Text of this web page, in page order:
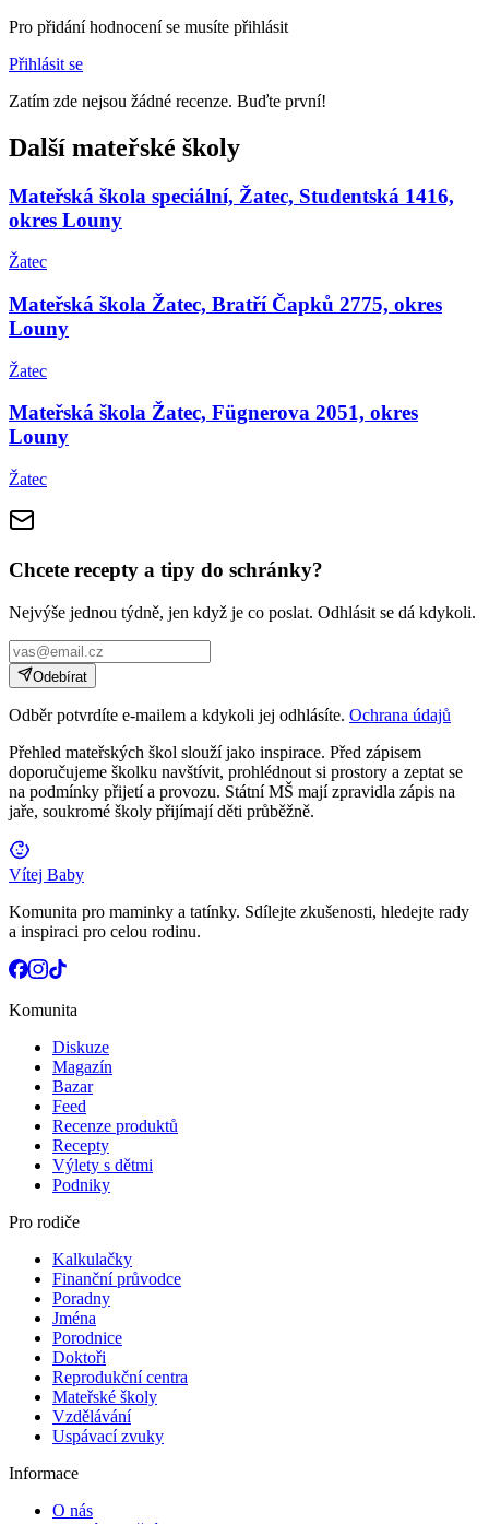
Pro přidání hodnocení se musíte přihlásit
Přihlásit se
Zatím zde nejsou žádné recenze. Buďte první!
Další mateřské školy
Mateřská škola speciální, Žatec, Studentská 1416,
okres Louny
Žatec
Mateřská škola Žatec, Bratří Čapků 2775, okres
Louny
Žatec
Mateřská škola Žatec, Fügnerova 2051, okres
Louny
Žatec
Chcete recepty a tipy do schránky?
Nejvýše jednou týdně, jen když je co poslat. Odhlásit se dá kdykoli.
Odebírat
Odběr potvrdíte e-mailem a kdykoli jej odhlásíte. Ochrana údajů
Přehled mateřských škol slouží jako inspirace. Před zápisem
doporučujeme školku navštívit, prohlédnout si prostory a zeptat se
na podmínky přijetí a provozu. Státní MŠ mají zpravidla zápis na
jaře, soukromé školy přijímají děti průběžně.
Vítej Baby
Komunita pro maminky a tatínky. Sdílejte zkušenosti, hledejte rady
a inspiraci pro celou rodinu.
Komunita
Diskuze
Magazín
Bazar
Feed
Recenze produktů
Recepty
Výlety s dětmi
Podniky
Pro rodiče
Kalkulačky
Finanční průvodce
Poradny
Jména
Porodnice
Doktoři
Reprodukční centra
Mateřské školy
Vzdělávání
Uspávací zvuky
Informace
O nás